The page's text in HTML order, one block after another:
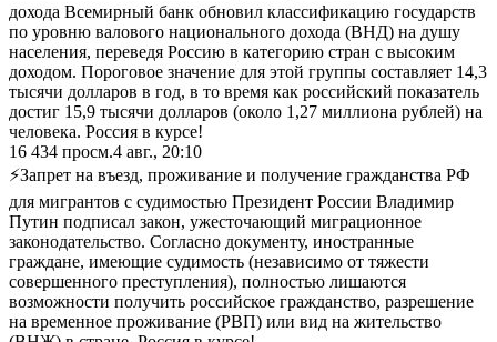
дохода Всемирный банк обновил классификацию государств
по уровню валового национального дохода (ВНД) на душу
населения, переведя Россию в категорию стран с высоким
доходом. Пороговое значение для этой группы составляет 14,3
тысячи долларов в год, в то время как российский показатель
достиг 15,9 тысячи долларов (около 1,27 миллиона рублей) на
человека. Россия в курсе!
16 434 просм.4 авг., 20:10
⚡Запрет на въезд, проживание и получение гражданства РФ
для мигрантов с судимостью Президент России Владимир
Путин подписал закон, ужесточающий миграционное
законодательство. Согласно документу, иностранные
граждане, имеющие судимость (независимо от тяжести
совершенного преступления), полностью лишаются
возможности получить российское гражданство, разрешение
на временное проживание (РВП) или вид на жительство